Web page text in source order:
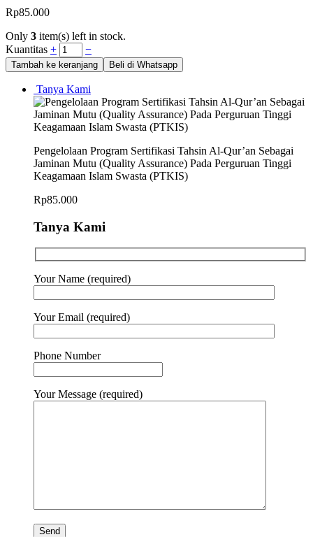
Rp85.000
Only 3 item(s) left in stock.
Kuantitas + −
Tambah ke keranjang Beli di Whatsapp
Tanya Kami
Pengelolaan Program Sertifikasi Tahsin Al-Qur’an Sebagai
Jaminan Mutu (Quality Assurance) Pada Perguruan Tinggi
Keagamaan Islam Swasta (PTKIS)
Rp85.000
Tanya Kami
Your Name (required)
Your Email (required)
Phone Number
Your Message (required)